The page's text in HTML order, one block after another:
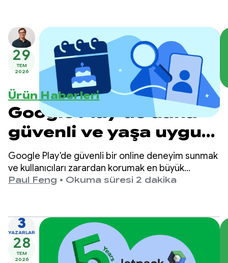
29
TEM
2026
Ürün Haberleri
Google Play'de daha
güvenli ve yaşa uygun
deneyimler sunma
Google Play'de güvenli bir online deneyim sunmak
ve kullanıcıları zarardan korumak en büyük
önceliğimizdir.
Paul Feng • Okuma süresi 2 dakika
3
YAZARLAR
28
TEM
2026